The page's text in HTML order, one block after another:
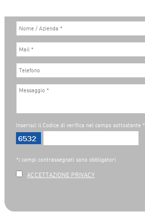
Inserisci il Codice di verifica nel campo sottostante *
*i campi contrassegnati sono obbligatori
ACCETTAZIONE PRIVACY